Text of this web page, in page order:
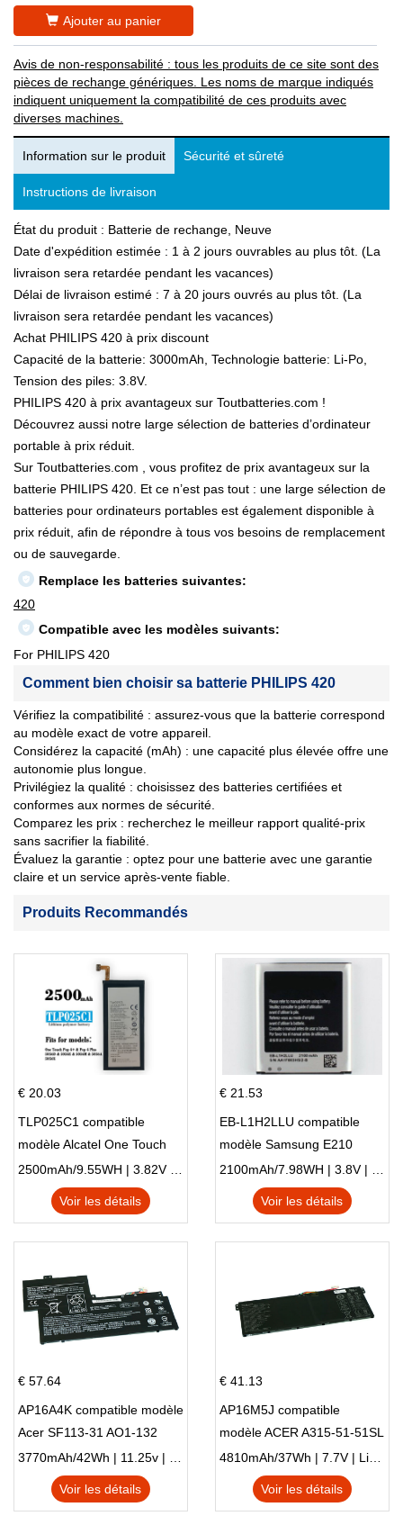
Ajouter au panier
Avis de non-responsabilité : tous les produits de ce site sont des
pièces de rechange génériques. Les noms de marque indiqués
indiquent uniquement la compatibilité de ces produits avec
diverses machines.
Information sur le produit Sécurité et sûreté
Instructions de livraison
État du produit : Batterie de rechange, Neuve
Date d'expédition estimée : 1 à 2 jours ouvrables au plus tôt. (La
livraison sera retardée pendant les vacances)
Délai de livraison estimé : 7 à 20 jours ouvrés au plus tôt. (La
livraison sera retardée pendant les vacances)
Achat PHILIPS 420 à prix discount
Capacité de la batterie: 3000mAh, Technologie batterie: Li-Po,
Tension des piles: 3.8V.
PHILIPS 420 à prix avantageux sur Toutbatteries.com !
Découvrez aussi notre large sélection de batteries d’ordinateur
portable à prix réduit.
Sur Toutbatteries.com , vous profitez de prix avantageux sur la
batterie PHILIPS 420. Et ce n’est pas tout : une large sélection de
batteries pour ordinateurs portables est également disponible à
prix réduit, afin de répondre à tous vos besoins de remplacement
ou de sauvegarde.
Remplace les batteries suivantes:
420
Compatible avec les modèles suivants:
For PHILIPS 420
Comment bien choisir sa batterie PHILIPS 420
Vérifiez la compatibilité : assurez-vous que la batterie correspond
au modèle exact de votre appareil.
Considérez la capacité (mAh) : une capacité plus élevée offre une
autonomie plus longue.
Privilégiez la qualité : choisissez des batteries certifiées et
conformes aux normes de sécurité.
Comparez les prix : recherchez le meilleur rapport qualité-prix
sans sacrifier la fiabilité.
Évaluez la garantie : optez pour une batterie avec une garantie
claire et un service après-vente fiable.
Produits Recommandés
€ 20.03
TLP025C1 compatible
modèle Alcatel One Touch
Pop 4 Plus OT-5056D
2500mAh/9.55WH | 3.82V | Li-ion ...
Voir les détails
€ 21.53
EB-L1H2LLU compatible
modèle Samsung E210
E210K i939
2100mAh/7.98WH | 3.8V | Li-ion ...
Voir les détails
€ 57.64
AP16A4K compatible modèle
Acer SF113-31 AO1-132
NE132
3770mAh/42Wh | 11.25v | Li-ion ...
Voir les détails
€ 41.13
AP16M5J compatible
modèle ACER A315-51-51SL
N17Q1 SERIES
4810mAh/37Wh | 7.7V | Li-ion ...
Voir les détails